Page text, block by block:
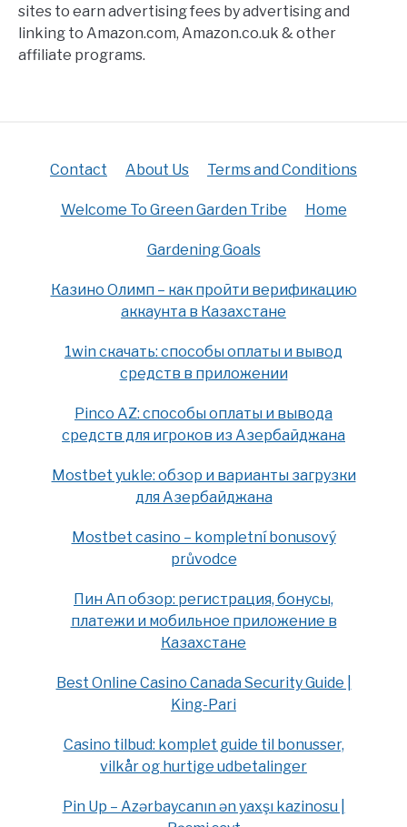
sites to earn advertising fees by advertising and
linking to Amazon.com, Amazon.co.uk & other
affiliate programs.
Contact About Us Terms and Conditions
Welcome To Green Garden Tribe Home
Gardening Goals
Казино Олимп – как пройти верификацию
аккаунта в Казахстане
1win скачать: способы оплаты и вывод
средств в приложении
Pinco AZ: способы оплаты и вывода
средств для игроков из Азербайджана
Mostbet yukle: обзор и варианты загрузки
для Азербайджана
Mostbet casino – kompletní bonusový
průvodce
Пин Ап обзор: регистрация, бонусы,
платежи и мобильное приложение в
Казахстане
Best Online Casino Canada Security Guide |
King-Pari
Casino tilbud: komplet guide til bonusser,
vilkår og hurtige udbetalinger
Pin Up – Azərbaycanın ən yaxşı kazinosu |